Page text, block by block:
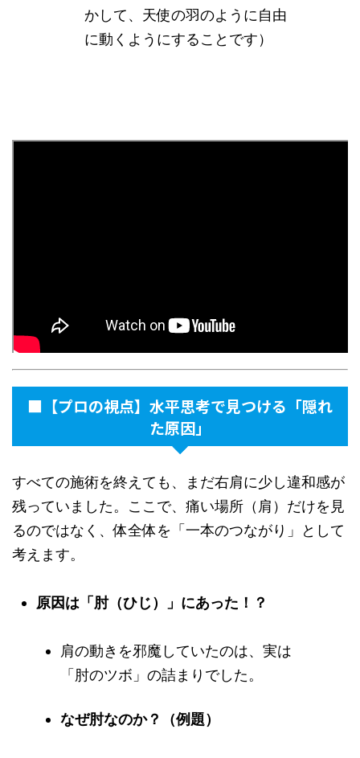
かして、天使の羽のように自由
に動くようにすることです）
■【プロの視点】水平思考で見つける「隠れ
た原因」
すべての施術を終えても、まだ右肩に少し違和感が
残っていました。ここで、痛い場所（肩）だけを見
るのではなく、体全体を「一本のつながり」として
考えます。
原因は「肘（ひじ）」にあった！？
肩の動きを邪魔していたのは、実は
「肘のツボ」の詰まりでした。
なぜ肘なのか？（例題）